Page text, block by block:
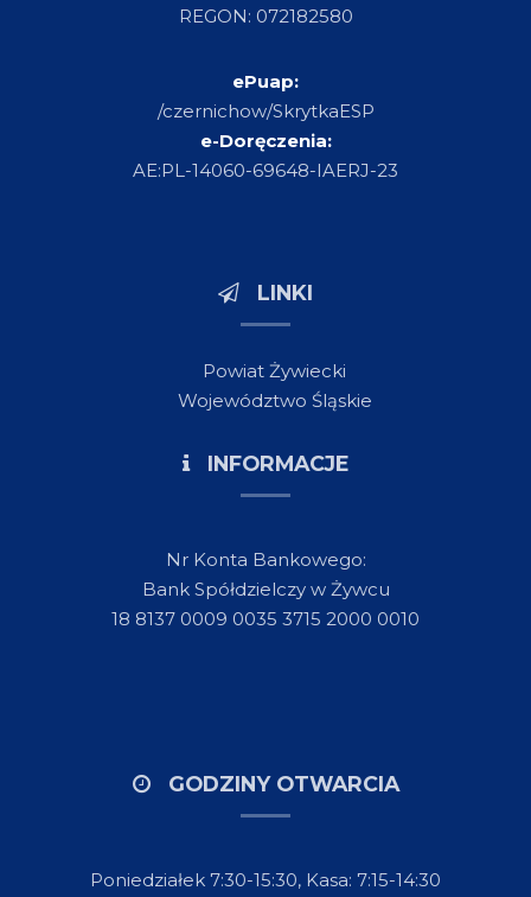
REGON: 072182580
ePuap:
/czernichow/SkrytkaESP
e-Doręczenia:
AE:PL-14060-69648-IAERJ-23
LINKI
Powiat Żywiecki
Województwo Śląskie
INFORMACJE
Nr Konta Bankowego:
Bank Spółdzielczy w Żywcu
18 8137 0009 0035 3715 2000 0010
GODZINY OTWARCIA
Poniedziałek 7:30-15:30, Kasa: 7:15-14:30